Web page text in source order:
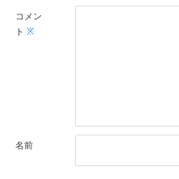
コメン
ト ※
名前